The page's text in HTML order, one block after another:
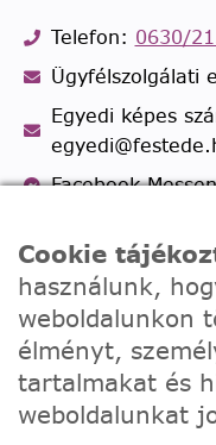
Telefon: 0630/
Ügyfélszolgálati
Egyedi képes
Facebook
Cookie
használunk,
weboldalunkon
élményt,
tartalmakat és
weboldalunkat